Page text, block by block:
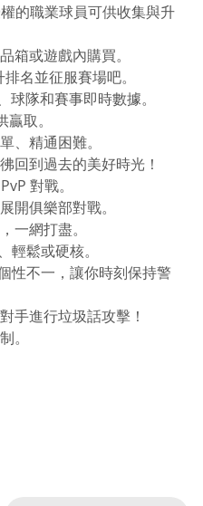
的職業球員可供收集與升
箱或遊戲內購買。
名並征服賽場吧。
隊和賽事即時數據。
取。
、精通困難。
回到過去的美好時光！
對戰。
開俱樂部對戰。
一網打盡。
鬆或硬核。
性不一，讓你時刻保持警
手進行垃圾話攻擊！
。